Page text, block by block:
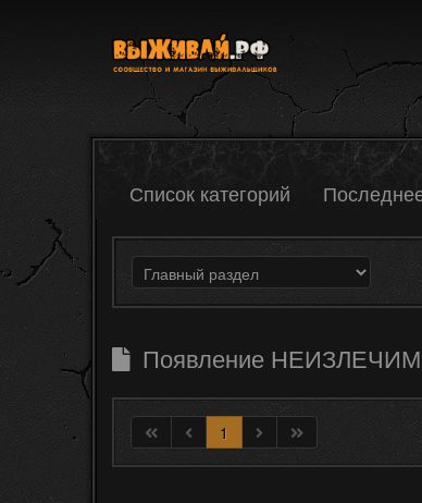
Список категорий
Появление
1